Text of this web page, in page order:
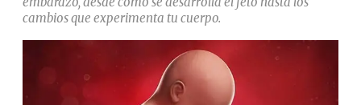
cambios que experimenta tu cuerpo.